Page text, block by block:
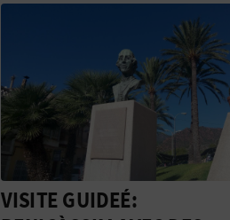
VISITE GUIDEÉ: